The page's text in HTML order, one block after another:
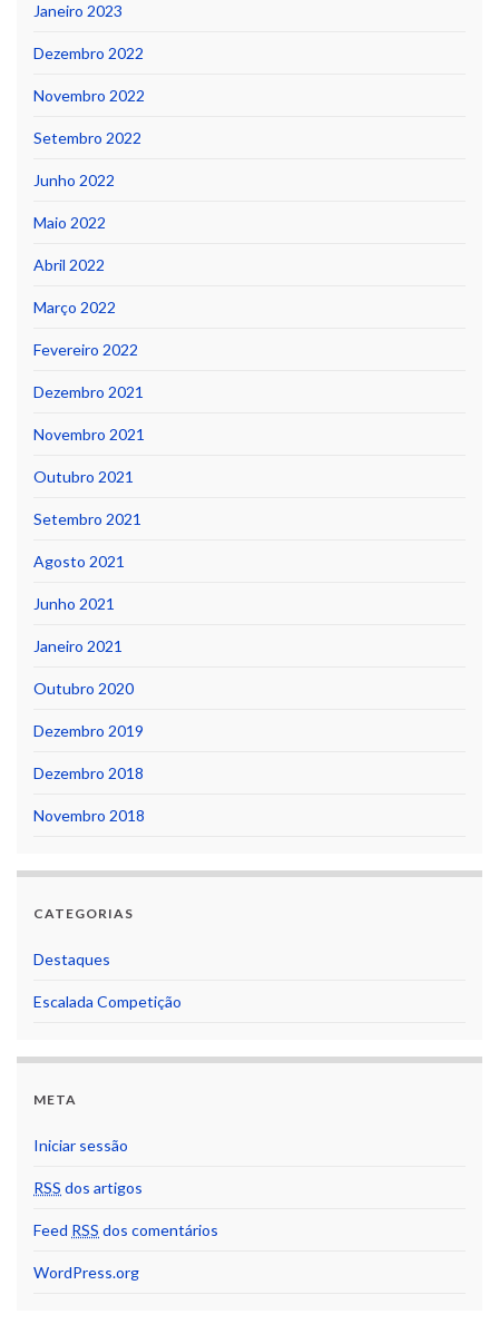
Janeiro 2023
Dezembro 2022
Novembro 2022
Setembro 2022
Junho 2022
Maio 2022
Abril 2022
Março 2022
Fevereiro 2022
Dezembro 2021
Novembro 2021
Outubro 2021
Setembro 2021
Agosto 2021
Junho 2021
Janeiro 2021
Outubro 2020
Dezembro 2019
Dezembro 2018
Novembro 2018
CATEGORIAS
Destaques
Escalada Competição
META
Iniciar sessão
RSS dos artigos
Feed RSS dos comentários
WordPress.org